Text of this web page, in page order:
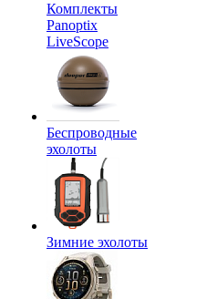
Комплекты
Panoptix
LiveScope
Беспроводные
эхолоты
Зимние эхолоты